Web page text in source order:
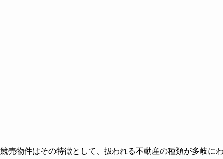
競売物件はその特徴として、扱われる不動産の種類が多岐に